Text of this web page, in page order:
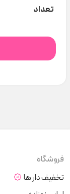
تعداد
فروشگاه
تخفیف دار ها